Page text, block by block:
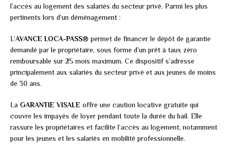
l’accès au logement des salariés du secteur privé. Parmi les plus
pertinents lors d’un déménagement :
L’AVANCE LOCA-PASS® permet de financer le dépôt de garantie
demandé par le propriétaire, sous forme d’un prêt à taux zéro
remboursable sur 25 mois maximum. Ce dispositif s’adresse
principalement aux salariés du secteur privé et aux jeunes de moins
de 30 ans.
La GARANTIE VISALE offre une caution locative gratuite qui
couvre les impayés de loyer pendant toute la durée du bail. Elle
rassure les propriétaires et facilite l’accès au logement, notamment
pour les jeunes et les salariés en mobilité professionnelle.